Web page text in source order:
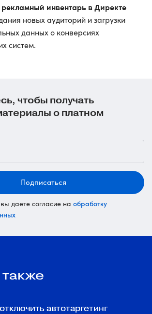
инвентарь в Директе
новых аудиторий и загрузки
данных о конверсиях
систем.
чтобы получать
о платном
Подписаться
даете согласие на обработку
автотаргетинг